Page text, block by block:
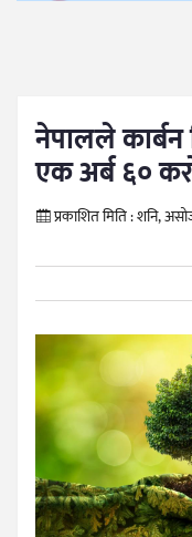
नेपालले कार्बन
एक अर्ब ६०
प्रकाशित मिति :शनि,